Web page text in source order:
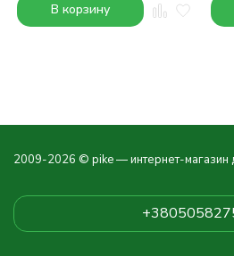
В корзину
2009-2026 © pike — интернет-магазин